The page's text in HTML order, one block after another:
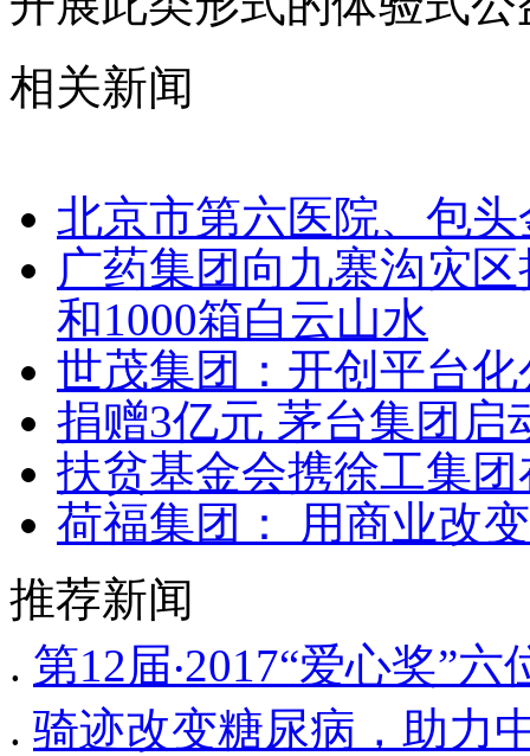
相关新闻
北京市第六医院、包
广药集团向九寨沟灾
和1000箱白云山水
世茂集团：开创平台
捐赠3亿元 茅台集团启
扶贫基金会携徐工集
荷福集团： 用商业改
推荐新闻
. 第12届‧2017“爱心奖”
. 骑迹改变糖尿病，助力